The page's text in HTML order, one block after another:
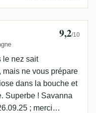
9,2/10
le nez sait
mais ne vous prépare
dans la bouche et
Superbe ! Savanna
; merci